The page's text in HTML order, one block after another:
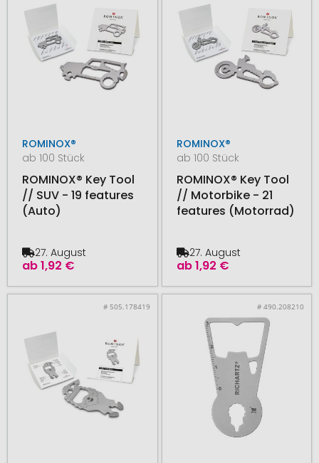
ROMINOX®
ab 100 Stück
ROMINOX® Key Tool
// SUV - 19 features
(Auto)
ab1,92 €
27. August
ROMINOX®
ab 100 Stück
ROMINOX® Key Tool
// Motorbike - 21
features (Motorrad)
ab1,92 €
27. August
# 505.178419 # 490.208210